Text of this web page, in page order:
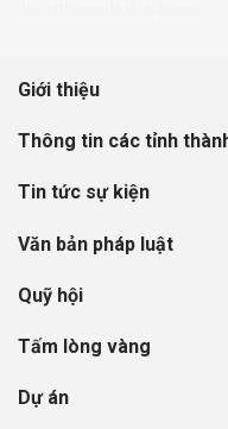
Giới thiệu
Thông tin các tỉnh
Tin tức sự kiện
Văn bản pháp luật
Quỹ hội
Tấm lòng vàng
Dự án